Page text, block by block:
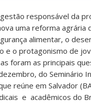
responsável da
uma reforma agrária
alimentar, o
e o protagonismo de
foram as principais
do Seminário
reúne em Salvador
e acadêmicos do